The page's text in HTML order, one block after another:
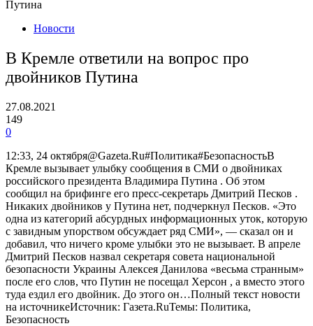
Путина
Новости
В Кремле ответили на вопрос про
двойников Путина
27.08.2021
149
0
12:33, 24 октября@Gazeta.Ru#Политика#БезопасностьВ
Кремле вызывает улыбку сообщения в СМИ о двойниках
российского президента Владимира Путина . Об этом
сообщил на брифинге его пресс-секретарь Дмитрий Песков .
Никаких двойников у Путина нет, подчеркнул Песков. «Это
одна из категорий абсурдных информационных уток, которую
с завидным упорством обсуждает ряд СМИ», — сказал он и
добавил, что ничего кроме улыбки это не вызывает. В апреле
Дмитрий Песков назвал секретаря совета национальной
безопасности Украины Алексея Данилова «весьма странным»
после его слов, что Путин не посещал Херсон , а вместо этого
туда ездил его двойник. До этого он…Полный текст новости
на источникеИсточник: Газета.RuТемы: Политика,
Безопасность